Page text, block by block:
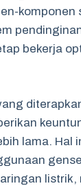
komponen
bekerja
lama. Hal